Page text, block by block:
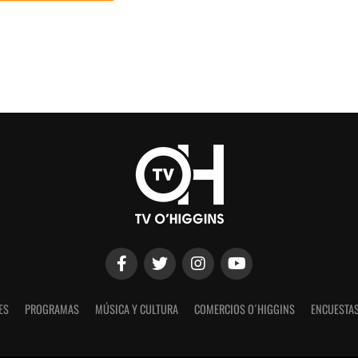
PROGRAMAS MÚSICA Y CULTURA COMERCIOS O´HIGGINS